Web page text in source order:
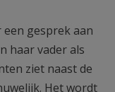
gesprek aan
haar vader als
ziet naast de
Het wordt